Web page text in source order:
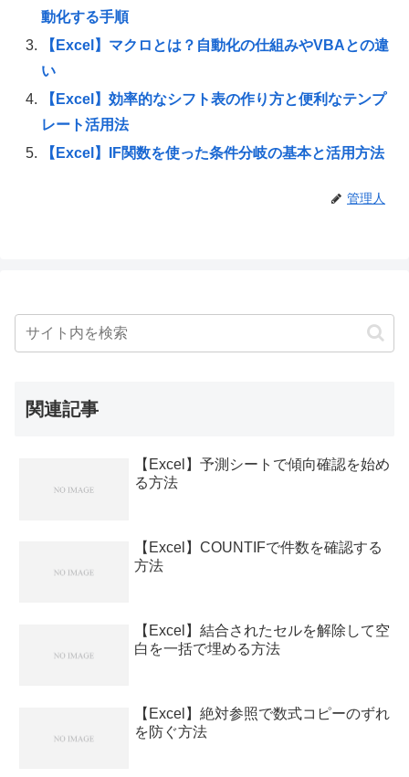
動化する手順
【Excel】マクロとは？自動化の仕組みやVBAとの違
い
【Excel】効率的なシフト表の作り方と便利なテンプ
レート活用法
【Excel】IF関数を使った条件分岐の基本と活用方法
管理人
関連記事
【Excel】予測シートで傾向確認を始め
る方法
【Excel】COUNTIFで件数を確認する
方法
【Excel】結合されたセルを解除して空
白を一括で埋める方法
【Excel】絶対参照で数式コピーのずれ
を防ぐ方法